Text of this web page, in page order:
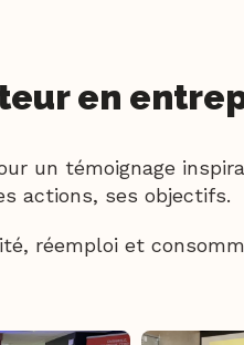
en
un témoignage
actions, ses objectifs.
réemploi et